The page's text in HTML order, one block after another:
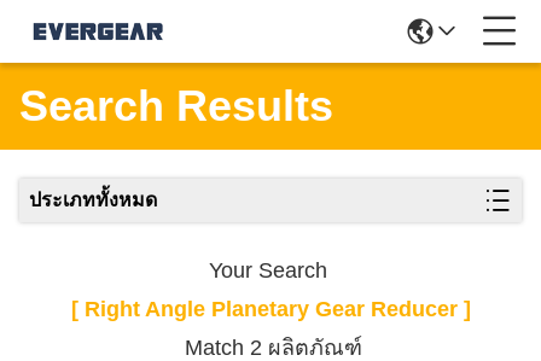
Search Results
ประเภททั้งหมด
Your Search
[ Right Angle Planetary Gear Reducer ]
Match 2 ผลิตภัณฑ์